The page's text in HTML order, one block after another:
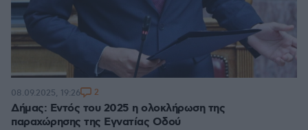
Δήμας: Εντός του 2025 η ολοκλήρωση της
παραχώρησης της Εγνατίας Οδού
08.09.2025, 19:26 2